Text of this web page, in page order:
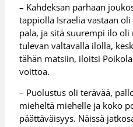
– Kahdeksan parhaan
tappiolla Israelia vastaan
pala, ja sitä suurempi ilo oli
tulevan valtavalla ilolla,
tähän matsiin, iloitsi
voittoa.
– Puolustus oli terävää,
mieheltä miehelle ja koko
päättäväisyys. Näissä